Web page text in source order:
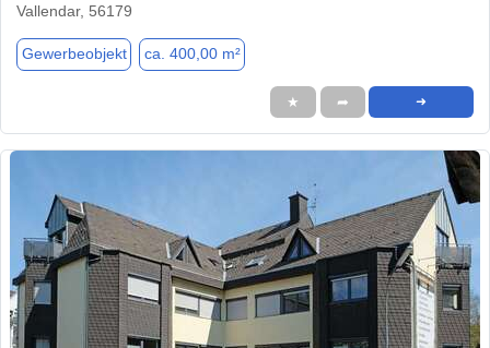
Vallendar, 56179
Gewerbeobjekt ca. 400,00 m²
★ ➦ ➜